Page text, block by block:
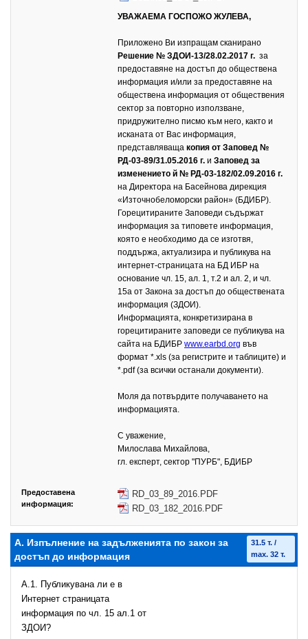
УВАЖАЕМА ГОСПОЖО ЖУЛЕВА,
Приложено Ви изпращам сканирано
Решение № ЗДОИ-13/28.02.2017 г. за
предоставяне на достъп до обществена
информация и/или за предоставяне на
обществена информация от обществения
сектор за повторно използване,
придружително писмо към него, както и
исканата от Вас информация,
представляваща копия от Заповед №
РД-03-89/31.05.2016 г. и Заповед за
изменението й № РД-03-182/02.09.2016 г.
на Директора на Басейнова дирекция
«Източнобеломорски район» (БДИБР).
Горецитираните Заповеди съдържат
информация за типовете информация,
която е необходимо да се изготвя,
поддържа, актуализира и публикува на
интернет-страницата на БД ИБР на
основание чл. 15, ал. 1, т.2 и ал. 2, и чл.
15а от Закона за достъп до обществената
информация (ЗДОИ).
Информацията, конкретизирана в
горецитираните заповеди се публикува на
сайта на БДИБР www.earbd.org във
формат *.xls (за регистрите и таблиците) и
*.pdf (за всички останали документи).
Моля да потвърдите получаването на
информацията.
С уважение,
Милослава Михайлова,
гл. експерт, сектор "ПУРБ", БДИБР
Предоставена
информация:
RD_03_89_2016.PDF
RD_03_182_2016.PDF
А. Изпълнение на задълженията по закон за
достъп до информация
31.5 т. /
max. 32 т.
A.1. Публикувана ли е в
Интернет страницата
информация по чл. 15 ал.1 от
ЗДОИ?